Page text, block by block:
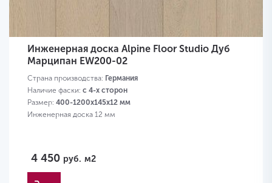
Инженерная доска Alpine Floor Studio Дуб
Марципан EW200-02
Страна производства: Германия
Наличие фаски: с 4-х сторон
Размер: 400-1200х145х12 мм
Инженерная доска 12 мм
4 450 руб. м2